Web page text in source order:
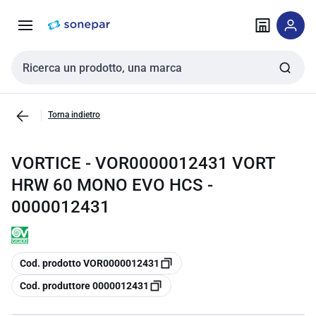
navigazione alla
Cerca input
Torna indietro
VORTICE - VOR0000012431 VORT
HRW 60 MONO EVO HCS -
0000012431
copia
Cod. prodotto VOR0000012431
copia
Cod. produttore 0000012431